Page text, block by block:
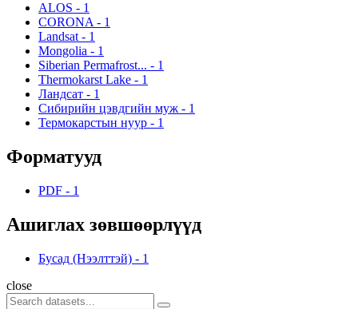
ALOS - 1
CORONA - 1
Landsat - 1
Mongolia - 1
Siberian Permafrost... - 1
Thermokarst Lake - 1
Ландсат - 1
Сибирийн цэвдгийн муж - 1
Термокарстын нуур - 1
Форматууд
PDF - 1
Ашиглах зөвшөөрлүүд
Бусад (Нээлттэй) - 1
close